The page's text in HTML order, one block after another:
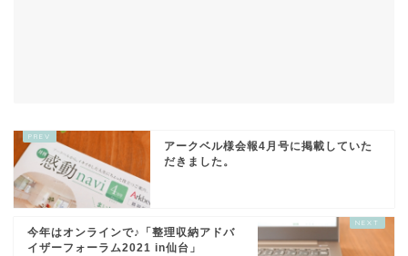
アークベル様会報4月号に掲載していた
だきました。
今年はオンラインで♪「整理収納アドバ
イザーフォーラム2021 in仙台」